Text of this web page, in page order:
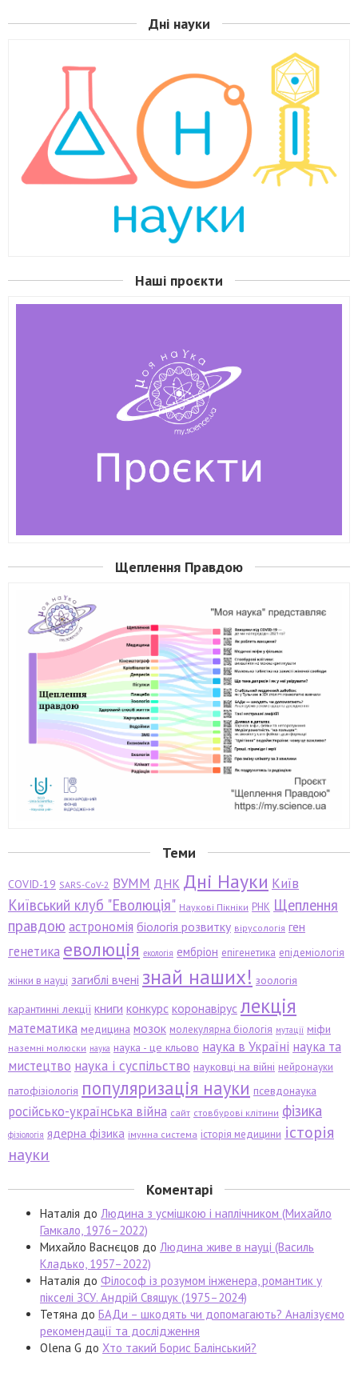
Дні науки
Наші проєкти
Щеплення Правдою
Теми
COVID-19 SARS-CoV-2 ВУММ ДНК Дні Науки Київ
Київський клуб "Еволюція" Наукові Пікніки РНК Щеплення
правдою астрономія біологія розвитку вірусологія ген
генетика еволюція екологія ембріон епігенетика епідеміологія
жінки в науці загиблі вчені знай наших! зоологія
карантинні лекції книги конкурс коронавірус лекція
математика медицина мозок молекулярна біологія мутації міфи
наземні молюски наука наука - це кльово наука в Україні наука та
мистецтво наука і суспільство науковці на війні нейронауки
патофізіологія популяризація науки псевдонаука
російсько-українська війна сайт стовбурові клітини фізика
фізіологія ядерна фізика імунна система історія медицини історія
науки
Коментарі
Наталія до Людина з усмішкою і наплічником (Михайло
Гамкало, 1976–2022)
Михайло Васнєцов до Людина живе в науці (Василь
Кладько, 1957–2022)
Наталія до Філософ із розумом інженера, романтик у
пікселі ЗСУ. Андрій Свящук (1975–2024)
Тетяна до БАДи – шкодять чи допомагають? Аналізуємо
рекомендації та дослідження
Olena G до Хто такий Борис Балінський?